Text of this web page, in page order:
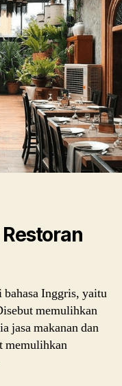
bahasa Inggris, yaitu
memulihkan
jasa makanan dan
memulihkan